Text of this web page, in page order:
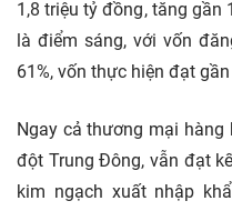
1,8 triệu tỷ đồng, tăng gần
là điểm sáng, với vốn
61%, vốn thực hiện đạt
Ngay cả thương mại
đột Trung Đông, vẫn đạt
kim ngạch xuất nhập